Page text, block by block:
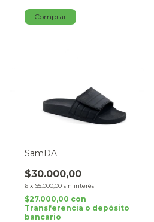
Comprar
SamDA
$30.000,00
6 x $5.000,00 sin interés
$27.000,00 con
Transferencia o depósito
bancario